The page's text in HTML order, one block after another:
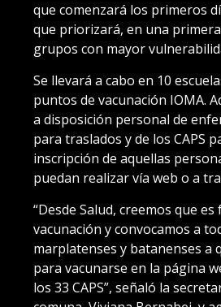
que comenzará los primeros
que priorizará, en una
grupos con mayor
Se llevará a cabo en 10
puntos de vacunación IOMA.
a disposición personal de
para traslados y de los CAPS
inscripción de aquellas
puedan realizar vía web o a
“Desde Salud, creemos que
vacunación y convocamos a
marplatenses y batanenses a
para vacunarse en la página
los 33 CAPS”, señaló la